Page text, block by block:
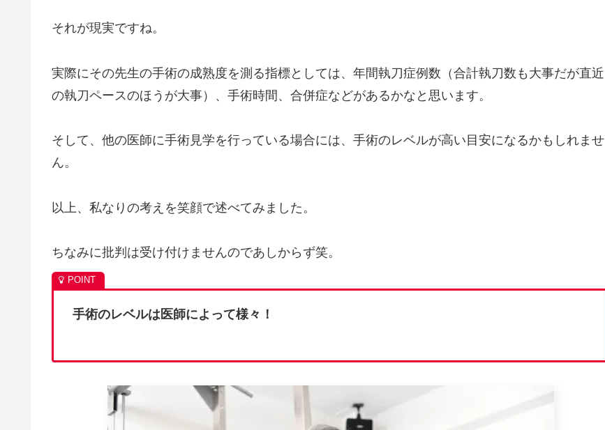
それが現実ですね。
実際にその先生の手術の成熟度を測る指標としては、年間執刀症例数（合計執刀数も大事だが直近
の執刀ペースのほうが大事）、手術時間、合併症などがあるかなと思います。
そして、他の医師に手術見学を行っている場合には、手術のレベルが高い目安になるかもしれませ
ん。
以上、私なりの考えを笑顔で述べてみました。
ちなみに批判は受け付けませんのであしからず笑。
手術のレベルは医師によって様々！